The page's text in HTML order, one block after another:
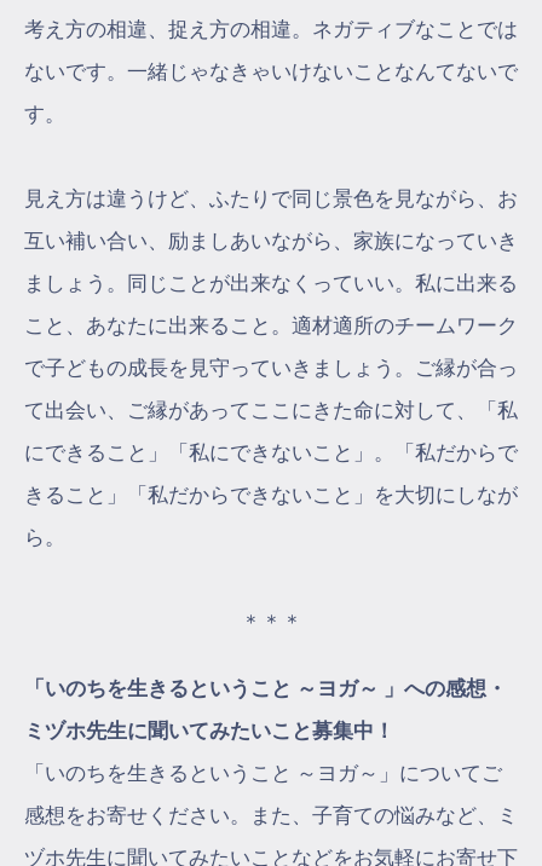
考え方の相違、捉え方の相違。ネガティブなことでは
ないです。一緒じゃなきゃいけないことなんてないで
す。
見え方は違うけど、ふたりで同じ景色を見ながら、お
互い補い合い、励ましあいながら、家族になっていき
ましょう。同じことが出来なくっていい。私に出来る
こと、あなたに出来ること。適材適所のチームワーク
で子どもの成長を見守っていきましょう。ご縁が合っ
て出会い、ご縁があってここにきた命に対して、「私
にできること」「私にできないこと」。「私だからで
きること」「私だからできないこと」を大切にしなが
ら。
＊＊＊
「いのちを生きるということ ～ヨガ～ 」への感想・
ミヅホ先生に聞いてみたいこと募集中！
「いのちを生きるということ ～ヨガ～」についてご
感想をお寄せください。また、子育ての悩みなど、ミ
ヅホ先生に聞いてみたいことなどをお気軽にお寄せ下